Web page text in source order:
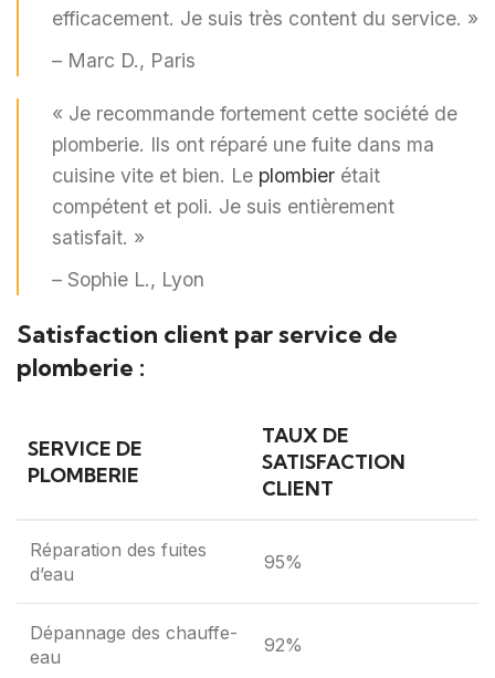
efficacement. Je suis très content du service. »
– Marc D., Paris
« Je recommande fortement cette société de
plomberie. Ils ont réparé une fuite dans ma
cuisine vite et bien. Le plombier était
compétent et poli. Je suis entièrement
satisfait. »
– Sophie L., Lyon
Satisfaction client par service de
plomberie :
SERVICE DE
PLOMBERIE
TAUX DE
SATISFACTION
CLIENT
Réparation des fuites
d’eau
95%
Dépannage des chauffe-
eau
92%